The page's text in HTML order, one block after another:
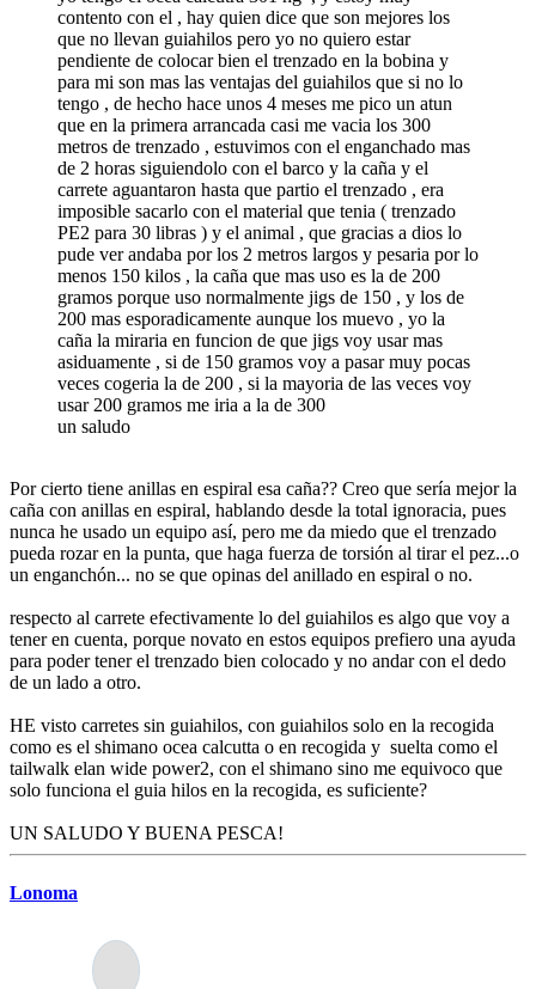
contento con el , hay quien dice que son mejores los
que no llevan guiahilos pero yo no quiero estar
pendiente de colocar bien el trenzado en la bobina y
para mi son mas las ventajas del guiahilos que si no lo
tengo , de hecho hace unos 4 meses me pico un atun
que en la primera arrancada casi me vacia los 300
metros de trenzado , estuvimos con el enganchado mas
de 2 horas siguiendolo con el barco y la caña y el
carrete aguantaron hasta que partio el trenzado , era
imposible sacarlo con el material que tenia ( trenzado
PE2 para 30 libras ) y el animal , que gracias a dios lo
pude ver andaba por los 2 metros largos y pesaria por lo
menos 150 kilos , la caña que mas uso es la de 200
gramos porque uso normalmente jigs de 150 , y los de
200 mas esporadicamente aunque los muevo , yo la
caña la miraria en funcion de que jigs voy usar mas
asiduamente , si de 150 gramos voy a pasar muy pocas
veces cogeria la de 200 , si la mayoria de las veces voy
usar 200 gramos me iria a la de 300
un saludo
Por cierto tiene anillas en espiral esa caña?? Creo que sería mejor la
caña con anillas en espiral, hablando desde la total ignoracia, pues
nunca he usado un equipo así, pero me da miedo que el trenzado
pueda rozar en la punta, que haga fuerza de torsión al tirar el pez...o
un enganchón... no se que opinas del anillado en espiral o no.
respecto al carrete efectivamente lo del guiahilos es algo que voy a
tener en cuenta, porque novato en estos equipos prefiero una ayuda
para poder tener el trenzado bien colocado y no andar con el dedo
de un lado a otro.
HE visto carretes sin guiahilos, con guiahilos solo en la recogida
como es el shimano ocea calcutta o en recogida y suelta como el
tailwalk elan wide power2, con el shimano sino me equivoco que
solo funciona el guia hilos en la recogida, es suficiente?
UN SALUDO Y BUENA PESCA!
Lonoma